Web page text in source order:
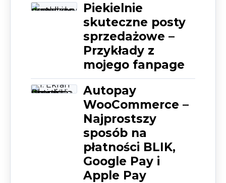
Piekielnie
skuteczne posty
sprzedażowe –
Przykłady z
mojego fanpage
Autopay
WooCommerce –
Najprostszy
sposób na
płatności BLIK,
Google Pay i
Apple Pay